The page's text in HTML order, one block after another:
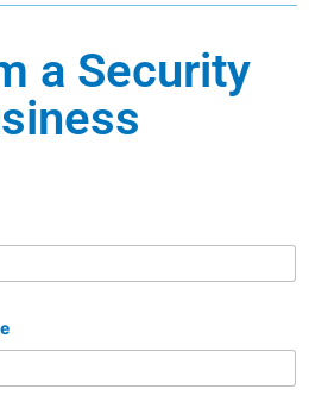
a Security